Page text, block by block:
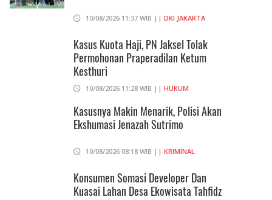
10/08/2026 11:37 WIB || DKI JAKARTA
Kasus Kuota Haji, PN Jaksel Tolak
Permohonan Praperadilan Ketum
Kesthuri
10/08/2026 11:28 WIB || HUKUM
Kasusnya Makin Menarik, Polisi Akan
Ekshumasi Jenazah Sutrimo
10/08/2026 08:18 WIB || KRIMINAL
Konsumen Somasi Developer Dan
Kuasai Lahan Desa Ekowisata Tahfidz